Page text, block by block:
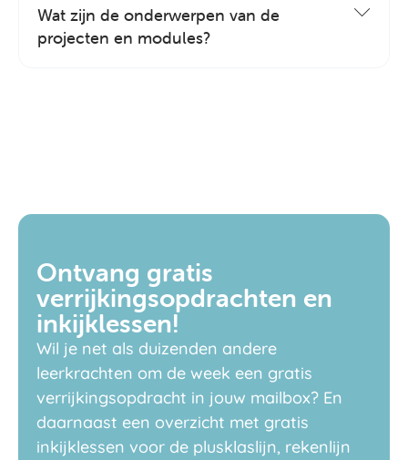
Wat zijn de onderwerpen van de
projecten en modules?
Ontvang gratis
verrijkingsopdrachten en
inkijklessen!
Wil je net als duizenden andere
leerkrachten om de week een gratis
verrijkingsopdracht in jouw mailbox? En
daarnaast een overzicht met gratis
inkijklessen voor de plusklaslijn, rekenlijn